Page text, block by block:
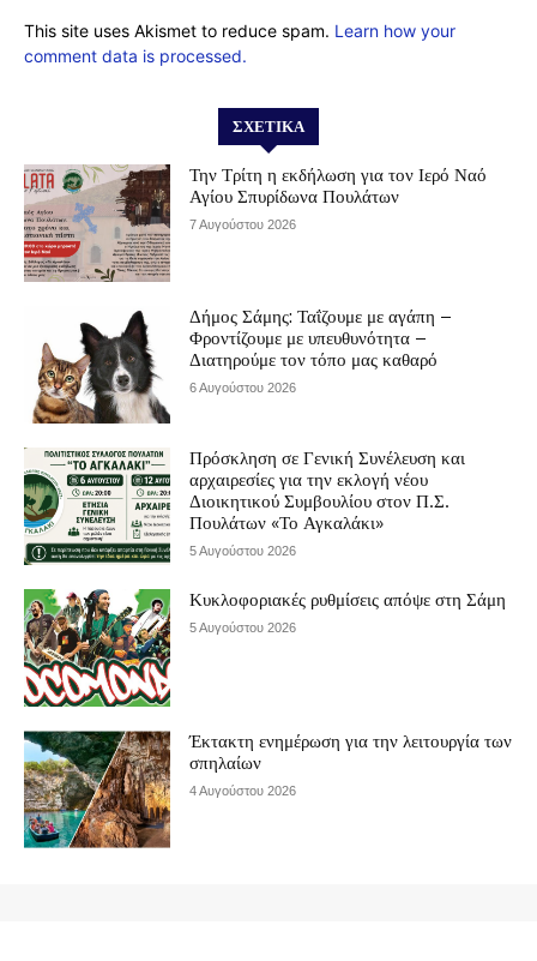
This site uses Akismet to reduce spam. Learn how your
comment data is processed.
ΣΧΕΤΙΚΆ
Την Τρίτη η εκδήλωση για τον Ιερό Ναό
Αγίου Σπυρίδωνα Πουλάτων
7 Αυγούστου 2026
Δήμος Σάμης: Ταΐζουμε με αγάπη –
Φροντίζουμε με υπευθυνότητα –
Διατηρούμε τον τόπο μας καθαρό
6 Αυγούστου 2026
Πρόσκληση σε Γενική Συνέλευση και
αρχαιρεσίες για την εκλογή νέου
Διοικητικού Συμβουλίου στον Π.Σ.
Πουλάτων «Το Αγκαλάκι»
5 Αυγούστου 2026
Κυκλοφοριακές ρυθμίσεις απόψε στη Σάμη
5 Αυγούστου 2026
Έκτακτη ενημέρωση για την λειτουργία των
σπηλαίων
4 Αυγούστου 2026